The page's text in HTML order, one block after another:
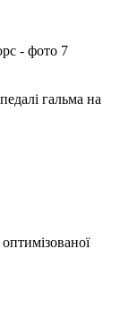
гальма на